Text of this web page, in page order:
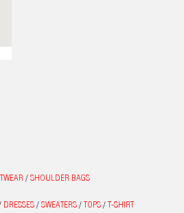
/ SHOULDER BAGS
DRESSES / SWEATERS / TOPS / T-SHIRT